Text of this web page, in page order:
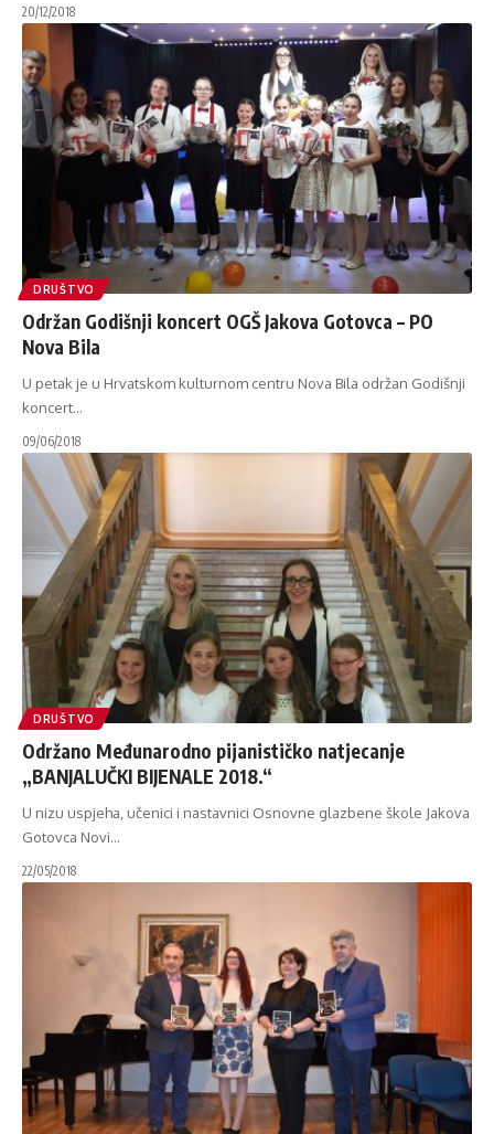
20/12/2018
DRUŠTVO
Održan Godišnji koncert OGŠ Jakova Gotovca – PO
Nova Bila
U petak je u Hrvatskom kulturnom centru Nova Bila održan Godišnji
koncert…
09/06/2018
DRUŠTVO
Održano Međunarodno pijanističko natjecanje
„BANJALUČKI BIJENALE 2018.“
U nizu uspjeha, učenici i nastavnici Osnovne glazbene škole Jakova
Gotovca Novi…
22/05/2018